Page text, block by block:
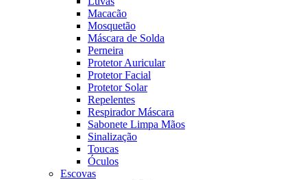
Macacão
Mosquetão
Máscara de Solda
Perneira
Protetor Auricular
Protetor Facial
Protetor Solar
Repelentes
Respirador Máscara
Sabonete Limpa Mãos
Sinalização
Toucas
Óculos
Escovas